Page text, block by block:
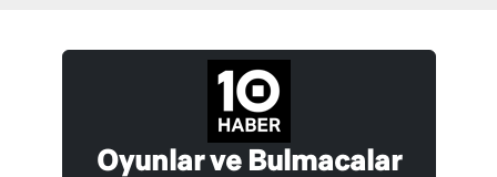
Oyunlar ve Bulmacalar